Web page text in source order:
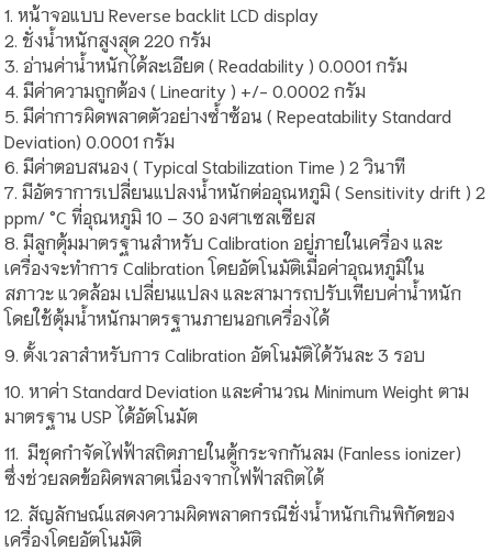
1. หน้าจอแบบ Reverse backlit LCD display
2. ชั่งน้ำหนักสูงสุด 220 กรัม
3. อ่านค่าน้ำหนักได้ละเอียด ( Readability ) 0.0001 กรัม
4. มีค่าความถูกต้อง ( Linearity ) +/- 0.0002 กรัม
5. มีค่าการผิดพลาดตัวอย่างซ้ำซ้อน ( Repeatability Standard
Deviation) 0.0001 กรัม
6. มีค่าตอบสนอง ( Typical Stabilization Time ) 2 วินาที
7. มีอัตราการเปลี่ยนแปลงน้ำหนักต่ออุณหภูมิ ( Sensitivity drift ) 2
ppm/ °C ที่อุณหภูมิ 10 – 30 องศาเซลเซียส
8. มีลูกตุ้มมาตรฐานสำหรับ Calibration อยู่ภายในเครื่อง และ
เครื่องจะทำการ Calibration โดยอัตโนมัติเมื่อค่าอุณหภูมิใน
สภาวะ แวดล้อม เปลี่ยนแปลง และสามารถปรับเทียบค่าน้ำหนัก
โดยใช้ตุ้มน้ำหนักมาตรฐานภายนอกเครื่องได้
9. ตั้งเวลาสำหรับการ Calibration อัตโนมัติได้วันละ 3 รอบ
10. หาค่า Standard Deviation และคำนวณ Minimum Weight ตาม
มาตรฐาน USP ได้อัตโนมัต
11. มีชุดกำจัดไฟฟ้าสถิตภายในตู้กระจกกันลม (Fanless ionizer)
ซึ่งช่วยลดข้อผิดพลาดเนื่องจากไฟฟ้าสถิตได้
12. สัญลักษณ์แสดงความผิดพลาดกรณีชั่งน้ำหนักเกินพิกัดของ
เครื่องโดยอัตโนมัติ